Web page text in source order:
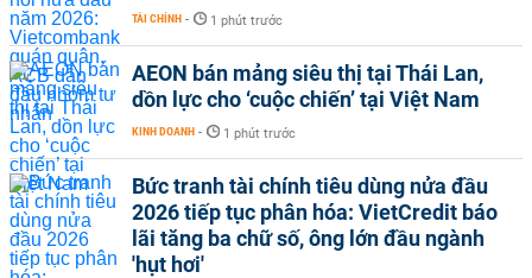
TÀI CHÍNH - 1 phút trước
AEON bán mảng siêu thị tại Thái Lan,
dồn lực cho ‘cuộc chiến’ tại Việt Nam
KINH DOANH - 1 phút trước
Bức tranh tài chính tiêu dùng nửa đầu
2026 tiếp tục phân hóa: VietCredit báo
lãi tăng ba chữ số, ông lớn đầu ngành
'hụt hơi'